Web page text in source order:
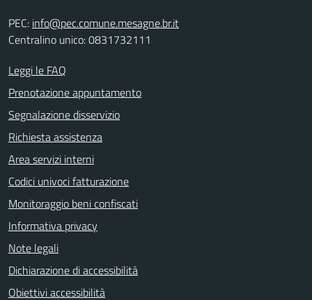
PEC: info@pec.comune.mesagne.br.it
Centralino unico: 0831732111
Leggi le FAQ
Prenotazione appuntamento
Segnalazione disservizio
Richiesta assistenza
Area servizi interni
Codici univoci fatturazione
Monitoraggio beni confiscati
Informativa privacy
Note legali
Dichiarazione di accessibilità
Obiettivi accessibilità